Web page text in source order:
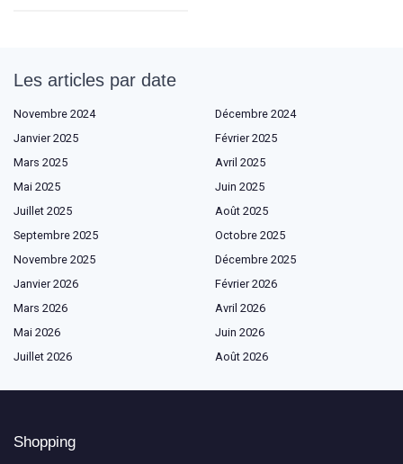
Les articles par date
Novembre 2024
Décembre 2024
Janvier 2025
Février 2025
Mars 2025
Avril 2025
Mai 2025
Juin 2025
Juillet 2025
Août 2025
Septembre 2025
Octobre 2025
Novembre 2025
Décembre 2025
Janvier 2026
Février 2026
Mars 2026
Avril 2026
Mai 2026
Juin 2026
Juillet 2026
Août 2026
Shopping